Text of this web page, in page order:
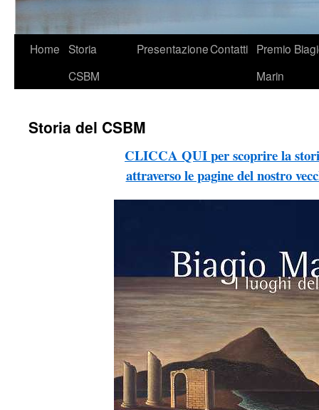
VaiHome Storia
CSBM
PresentazioneContatti Premio
Marin
Storia del CSBM
CLICCA QUIper scoprire la
attraverso le pagine del nostro